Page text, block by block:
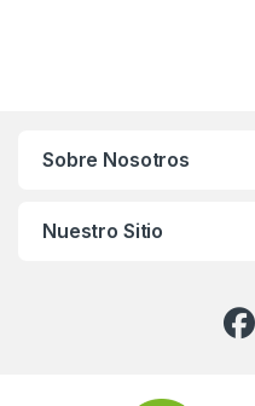
Sobre Nosotros
Nuestro Sitio